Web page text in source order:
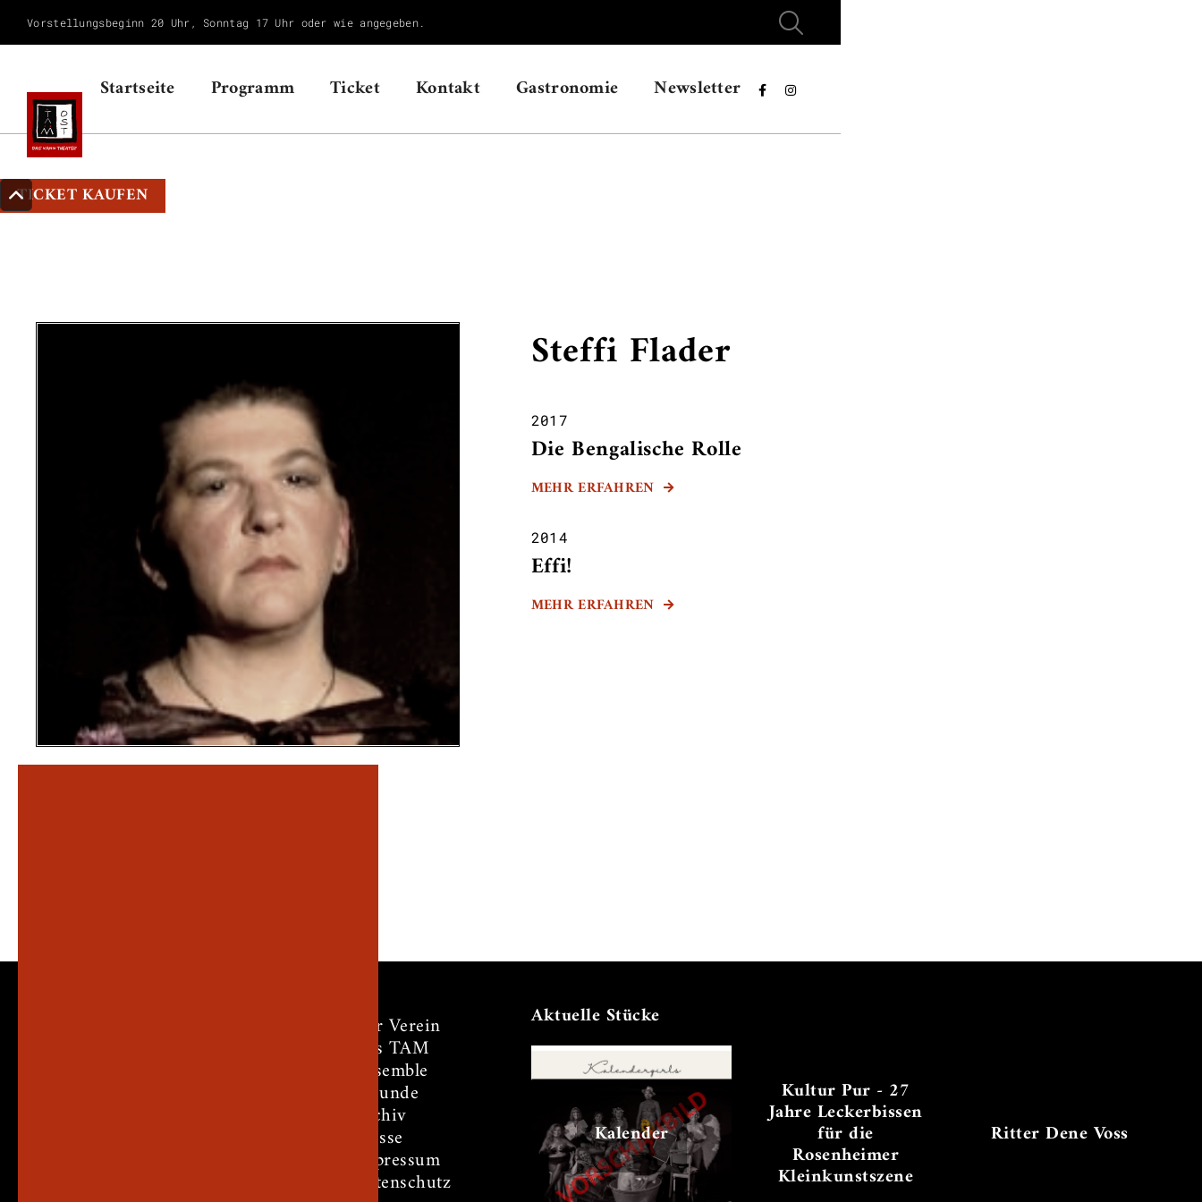
Vorstellungsbeginn 20 Uhr, Sonntag 17 Uhr oder wie angegeben.
Startseite Programm Ticket Kontakt Gastronomie Newsletter  
TICKET KAUFEN
Steffi Flader
2017
Die Bengalische Rolle
MEHR ERFAHREN 
2014
Effi!
MEHR ERFAHREN 
Der Verein
Das TAM
Ensemble
Freunde
Archiv
Presse
Impressum
Datenschutz
Aktuelle Stücke
Kalender
Kultur Pur - 27
Jahre Leckerbissen
für die
Rosenheimer
Kleinkunstszene
Ritter Dene Voss